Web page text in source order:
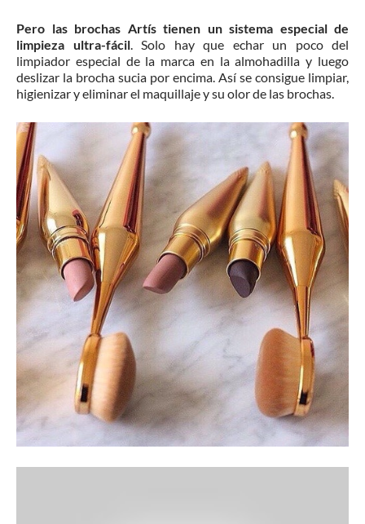
Pero las brochas Artís tienen un sistema especial de
limpieza ultra-fácil. Solo hay que echar un poco del
limpiador especial de la marca en la almohadilla y luego
deslizar la brocha sucia por encima. Así se consigue limpiar,
higienizar y eliminar el maquillaje y su olor de las brochas.